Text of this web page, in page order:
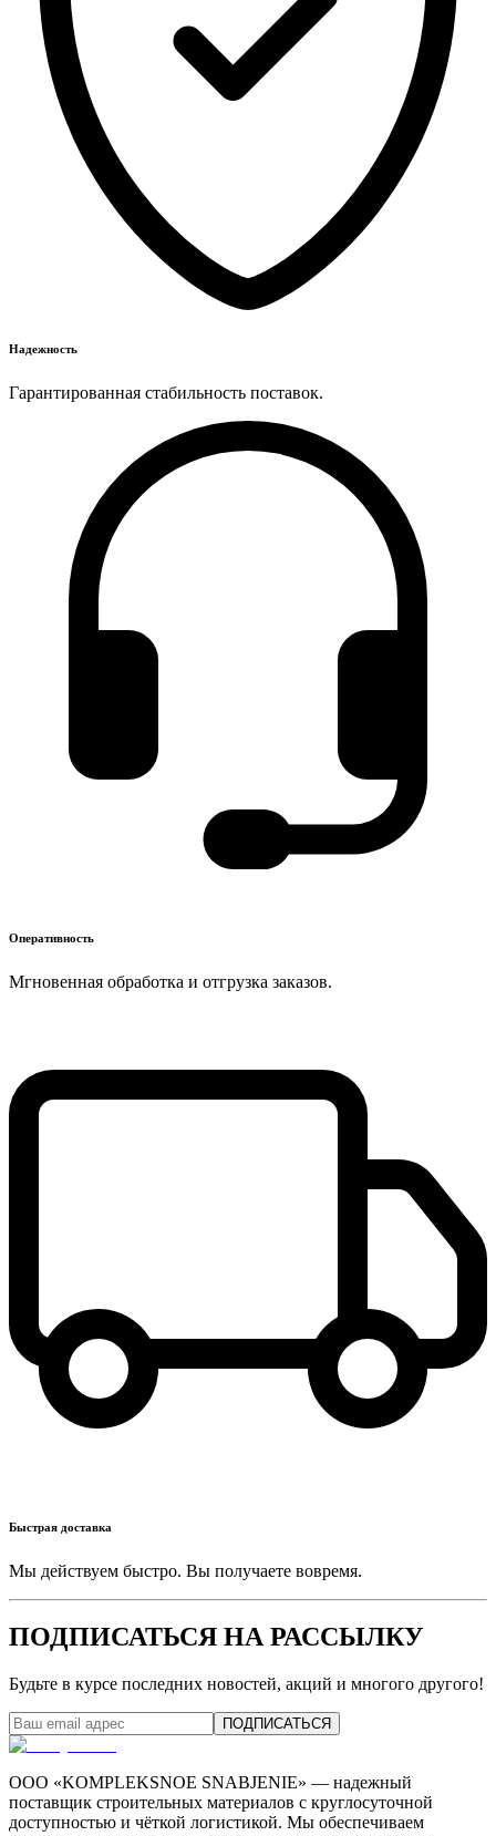
Надежность
Гарантированная стабильность поставок.
Оперативность
Мгновенная обработка и отгрузка заказов.
Быстрая доставка
Мы действуем быстро. Вы получаете вовремя.
ПОДПИСАТЬСЯ НА РАССЫЛКУ
Будьте в курсе последних новостей, акций и многого другого!
ПОДПИСАТЬСЯ
ООО «KOMPLEKSNOE SNABJENIE» — надежный
поставщик строительных материалов с круглосуточной
доступностью и чёткой логистикой. Мы обеспечиваем